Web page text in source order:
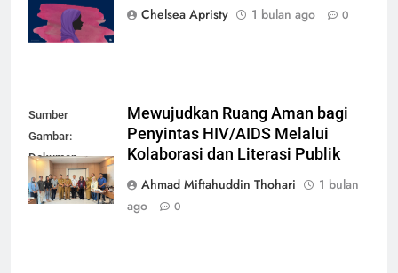
mubadalah.id
Chelsea Apristy
1 bulan ago 0
Sumber
Gambar:
Dokumen
Pribadi
Mewujudkan Ruang Aman bagi
Penyintas HIV/AIDS Melalui
Kolaborasi dan Literasi Publik
Ahmad Miftahuddin Thohari
1 bulan
ago
0